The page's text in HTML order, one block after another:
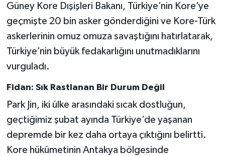
Güney Kore Dışişleri Bakanı, Türkiye’nin Kore’ye
geçmişte 20 bin asker gönderdiğini ve Kore-Türk
askerlerinin omuz omuza savaştığını hatırlatarak,
Türkiye’nin büyük fedakarlığını unutmadıklarını
vurguladı.
Fidan: Sık Rastlanan Bir Durum Değil
Park Jin, iki ülke arasındaki sıcak dostluğun,
geçtiğimiz şubat ayında Türkiye’de yaşanan
depremde bir kez daha ortaya çıktığını belirtti.
Kore hükümetinin Antakya bölgesinde